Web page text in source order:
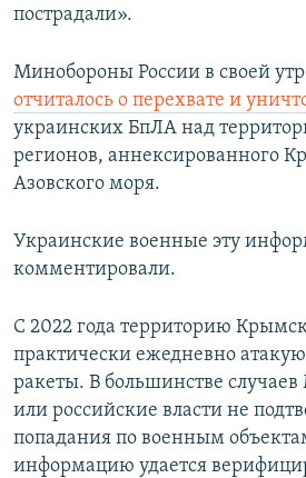
пострадали».
Минобороны России в своей
отчиталось о перехвате и
украинских БпЛА над
регионов, аннексированного
Азовского моря.
Украинские военные эту
комментировали.
С 2022 года территорию
практически ежедневно
ракеты. В большинстве
или российские власти не
попадания по военным
информацию удается